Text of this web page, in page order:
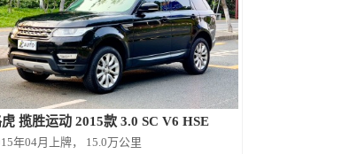
虎 揽胜运动 2015款 3.0 SC V6 HSE
年04月上牌， 15.0万公里